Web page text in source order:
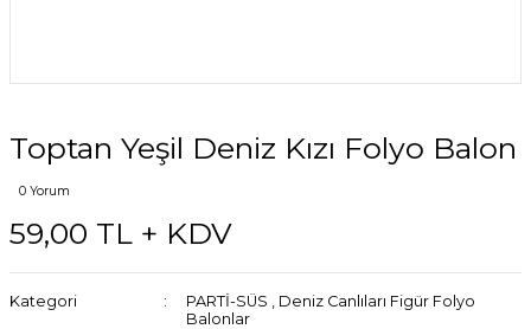
Toptan Yeşil Deniz Kızı Folyo Balon
0 Yorum
59,00 TL + KDV
Kategori PARTİ-SÜS , Deniz Canlıları Figür Folyo
Balonlar